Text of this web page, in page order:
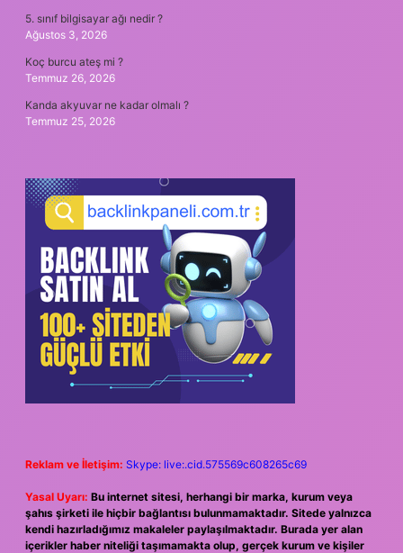
5. sınıf bilgisayar ağı nedir ?
Ağustos 3, 2026
Koç burcu ateş mi ?
Temmuz 26, 2026
Kanda akyuvar ne kadar olmalı ?
Temmuz 25, 2026
Reklam ve İletişim: Skype: live:.cid.575569c608265c69
Yasal Uyarı: Bu internet sitesi, herhangi bir marka, kurum veya
şahıs şirketi ile hiçbir bağlantısı bulunmamaktadır. Sitede yalnızca
kendi hazırladığımız makaleler paylaşılmaktadır. Burada yer alan
içerikler haber niteliği taşımamakta olup, gerçek kurum ve kişiler